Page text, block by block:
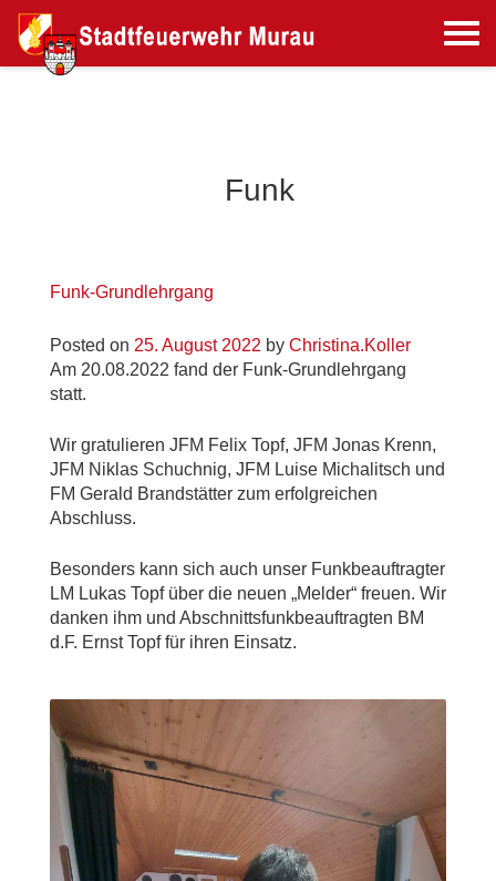
Funk
Funk-Grundlehrgang
Posted on 25. August 2022 by Christina.Koller
Am 20.08.2022 fand der Funk-Grundlehrgang
statt.
Wir gratulieren JFM Felix Topf, JFM Jonas Krenn,
JFM Niklas Schuchnig, JFM Luise Michalitsch und
FM Gerald Brandstätter zum erfolgreichen
Abschluss.
Besonders kann sich auch unser Funkbeauftragter
LM Lukas Topf über die neuen „Melder“ freuen. Wir
danken ihm und Abschnittsfunkbeauftragten BM
d.F. Ernst Topf für ihren Einsatz.